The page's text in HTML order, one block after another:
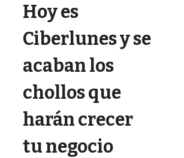
Hoy es
Ciberlunes y se
acaban los
chollos que
harán crecer
tu negocio